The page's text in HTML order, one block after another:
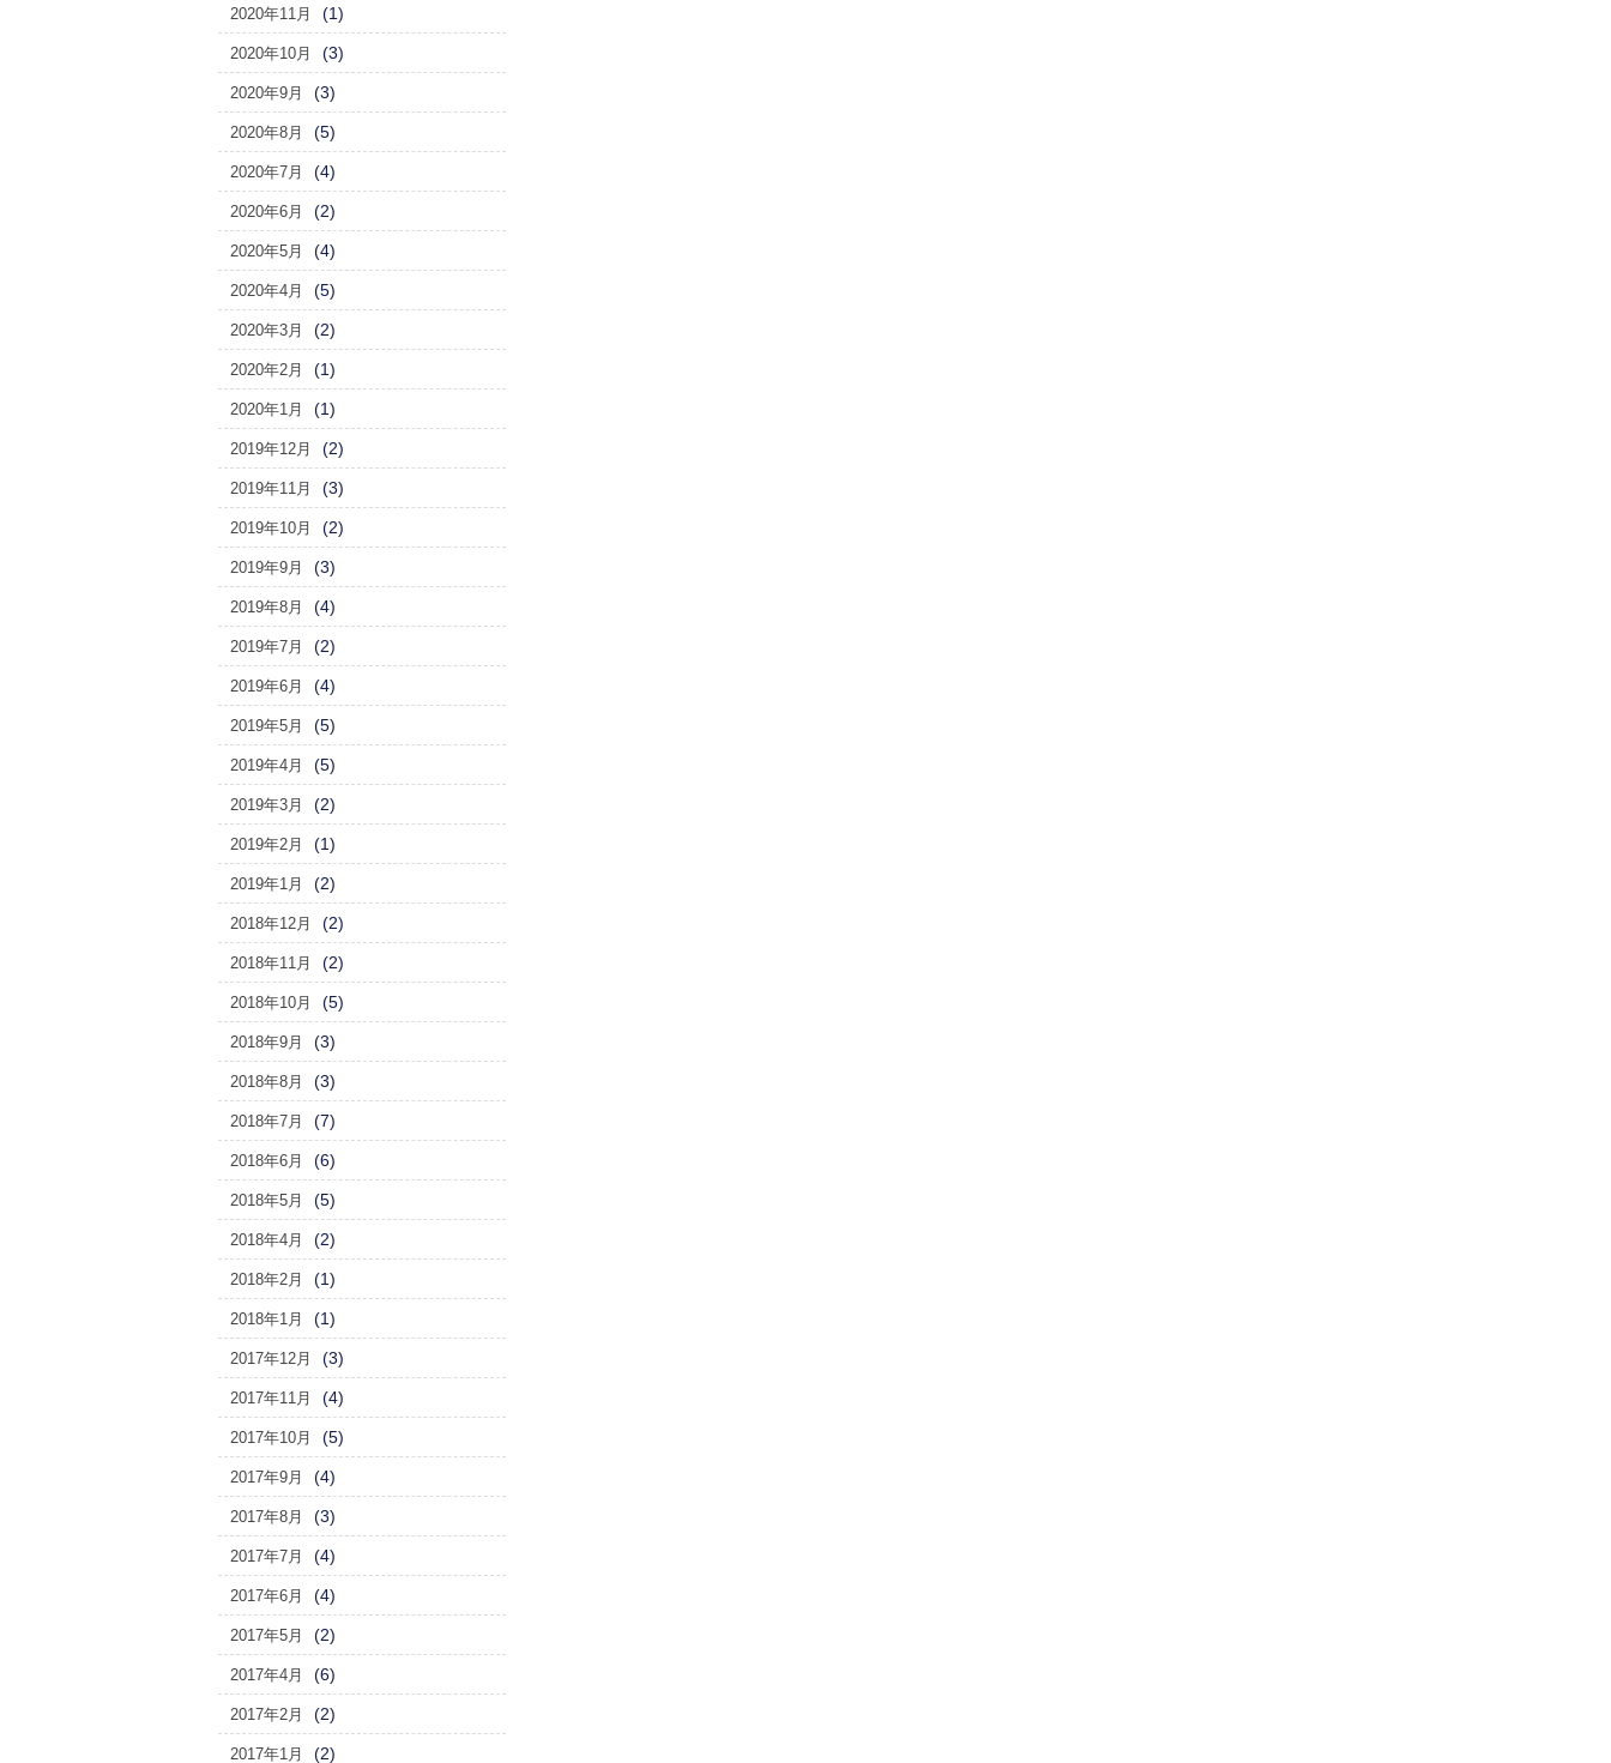
2020年11月 (1)
2020年10月 (3)
2020年9月 (3)
2020年8月 (5)
2020年7月 (4)
2020年6月 (2)
2020年5月 (4)
2020年4月 (5)
2020年3月 (2)
2020年2月 (1)
2020年1月 (1)
2019年12月 (2)
2019年11月 (3)
2019年10月 (2)
2019年9月 (3)
2019年8月 (4)
2019年7月 (2)
2019年6月 (4)
2019年5月 (5)
2019年4月 (5)
2019年3月 (2)
2019年2月 (1)
2019年1月 (2)
2018年12月 (2)
2018年11月 (2)
2018年10月 (5)
2018年9月 (3)
2018年8月 (3)
2018年7月 (7)
2018年6月 (6)
2018年5月 (5)
2018年4月 (2)
2018年2月 (1)
2018年1月 (1)
2017年12月 (3)
2017年11月 (4)
2017年10月 (5)
2017年9月 (4)
2017年8月 (3)
2017年7月 (4)
2017年6月 (4)
2017年5月 (2)
2017年4月 (6)
2017年2月 (2)
2017年1月 (2)